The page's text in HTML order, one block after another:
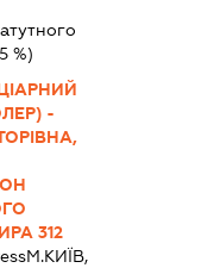
%)
-
312
М.КИЇВ,